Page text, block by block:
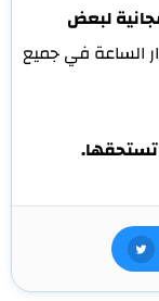
لبعض
الساعة في جميع
تستحقها.
تويتر